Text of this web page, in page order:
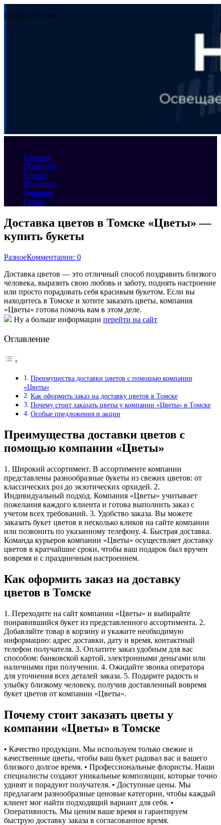
НОВОСТИ 360
Меню
Главная
Общество
Бизнес
Финансы
Здоровье
Спорт
Доставка цветов в Томске «Цветы» —
купить букеты
РазноеКомментарии: 0
Доставка цветов — это отличный способ поздравить близкого
человека, выразить свою любовь и заботу, поднять настроение
или просто порадовать себя красивым букетом. Если вы
находитесь в Томске и хотите заказать цветы, компания
«Цветы» готова помочь вам в этом деле.
Ну а больше информации перейти на сайт
Оглавление
Преимущества доставки цветов с помощью компании
«Цветы»
Как оформить заказ на доставку цветов в Томске
Почему стоит заказать цветы у компании «Цветы» в Томске
Особые предложения и акции
Преимущества доставки цветов с
помощью компании «Цветы»
1. Широкий ассортимент. В ассортименте компании
представлены разнообразные букеты из свежих цветов: от
классических роз до экзотических орхидей. 2.
Индивидуальный подход. Компания «Цветы» учитывает
пожелания каждого клиента и готова выполнить заказ с
учетом всех требований. 3. Удобство заказа. Вы можете
заказать букет цветов в несколько кликов на сайте компании
или позвонить по указанному телефону. 4. Быстрая доставка.
Команда курьеров компании «Цветы» осуществляет доставку
цветов в кратчайшие сроки, чтобы ваш подарок был вручен
вовремя и с праздничным настроением.
Как оформить заказ на доставку
цветов в Томске
1. Переходите на сайт компании «Цветы» и выбирайте
понравившийся букет из представленного ассортимента. 2.
Добавляйте товар в корзину и укажите необходимую
информацию: адрес доставки, дату и время, контактный
телефон получателя. 3. Оплатите заказ удобным для вас
способом: банковской картой, электронными деньгами или
наличными при получении. 4. Ожидайте звонка оператора
для уточнения всех деталей заказа. 5. Подарите радость и
улыбку близкому человеку, получив доставленный вовремя
букет цветов от компании «Цветы».
Почему стоит заказать цветы у
компании «Цветы» в Томске
• Качество продукции. Мы используем только свежие и
качественные цветы, чтобы ваш букет радовал вас и вашего
близкого долгое время. • Профессиональные флористы. Наши
специалисты создают уникальные композиции, которые точно
удивят и порадуют получателя. • Доступные цены. Мы
предлагаем разнообразные ценовые категории, чтобы каждый
клиент мог найти подходящий вариант для себя. •
Оперативность. Мы ценим ваше время и гарантируем
быструю доставку заказа в согласованное время.